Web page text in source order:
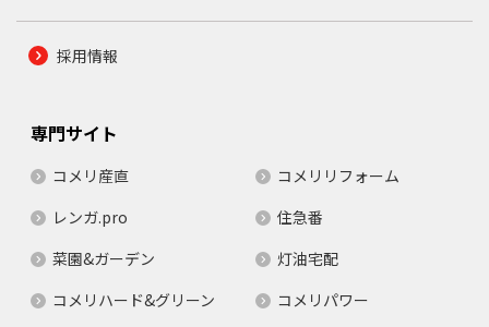
採用情報
専門サイト
コメリ産直
コメリリフォーム
レンガ.pro
住急番
菜園&ガーデン
灯油宅配
コメリハード&グリーン
コメリパワー